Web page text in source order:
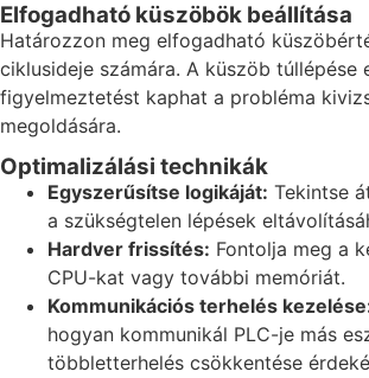
Elfogadható küszöbök beállítása
Határozzon meg elfogadható
ciklusideje számára. A küszöb túllépése
figyelmeztetést kaphat a probléma
megoldására.
Optimalizálási technikák
Egyszerűsítse logikáját: Tekintse
a szükségtelen lépések
Hardver frissítés: Fontolja meg a
CPU-kat vagy további memóriát.
Kommunikációs terhelés
hogyan kommunikál PLC-je más
többletterhelés csökkentése